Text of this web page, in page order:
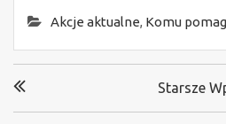
Akcje aktualne, Komu
po
Starsze